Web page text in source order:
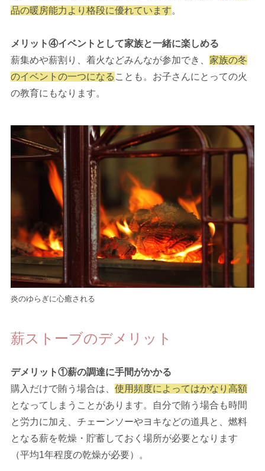
品の暖房能力より格段に優れています。
メリット④イベントとして家族と一緒に楽しめる
薪集めや薪割り、着火などみんなが参加でき、 家族の冬
のイベントの一つになる ことも。お子さんにとっての火
の教育にもなります。
炎のゆらぎに心癒される
薪ストーブのデメリット
デメリット①薪の調達に手間がかかる
購入だけで賄う場合は、 使用頻度によってはかなり高額
となってしまうことがあります。自分で賄う場合も時間
と労力に加え、チェーンソーやヨキなどの道具と、燃料
となる薪を乾燥・貯蓄しておく場所が必要となります
（平均1年程度の乾燥が必要）。